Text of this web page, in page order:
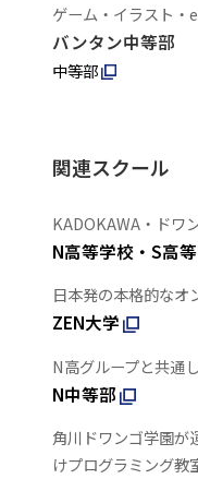
ゲーム・イラスト・
バンタン中等部
中等部
関連スクール
KADOKAWA・ドワ
N高等学校・S高
日本発の本格的なオ
ZEN大学
N高グループと共通
N中等部
角川ドワンゴ学園が
けプログラミング教